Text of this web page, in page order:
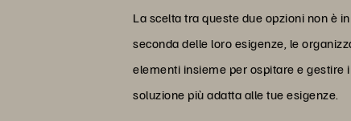
La scelta tra queste due opzioni non è
seconda delle loro esigenze, le
elementi insieme per ospitare e gestire
soluzione più adatta alle tue esigenze.